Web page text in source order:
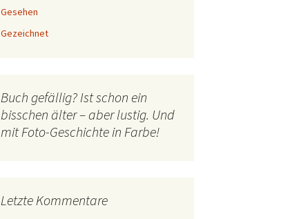
Gesehen
Gezeichnet
Buch gefällig? Ist schon ein
bisschen älter – aber lustig. Und
mit Foto-Geschichte in Farbe!
Letzte Kommentare